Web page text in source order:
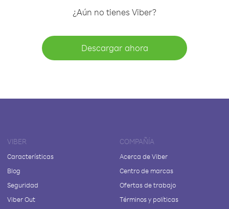
¿Aún no tienes Viber?
Descargar ahora
VIBER
Características
Blog
Seguridad
Viber Out
COMPAÑÍA
Acerca de Viber
Centro de marcas
Ofertas de trabajo
Términos y políticas